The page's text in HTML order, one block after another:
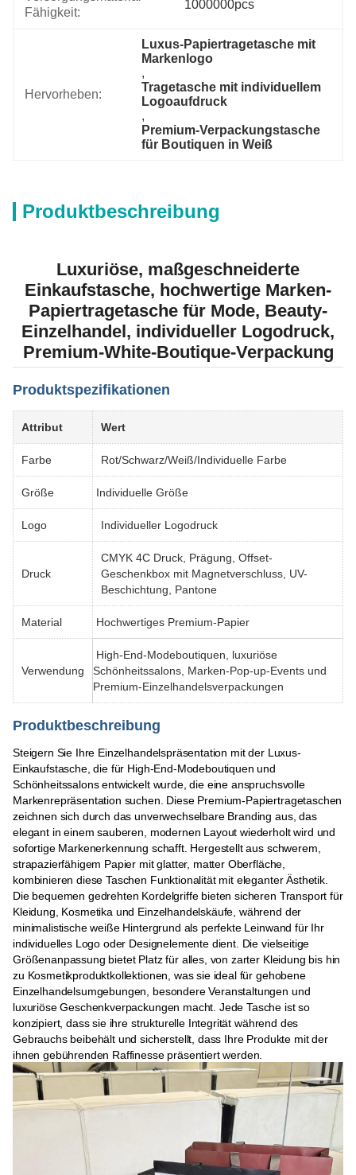
Fähigkeit:
1000000pcs
Hervorheben:
Luxus-Papiertragetasche mit
Markenlogo
,
Tragetasche mit individuellem
Logoaufdruck
,
Premium-Verpackungstasche
für Boutiquen in Weiß
Produktbeschreibung
Luxuriöse, maßgeschneiderte
Einkaufstasche, hochwertige Marken-
Papiertragetasche für Mode, Beauty-
Einzelhandel, individueller Logodruck,
Premium-White-Boutique-Verpackung
Produktspezifikationen
Attribut Wert
Farbe Rot/Schwarz/Weiß/Individuelle Farbe
Größe Individuelle Größe
Logo Individueller Logodruck
Druck
CMYK 4C Druck, Prägung, Offset-
Geschenkbox mit Magnetverschluss, UV-
Beschichtung, Pantone
Material Hochwertiges Premium-Papier
Verwendung
High-End-Modeboutiquen, luxuriöse
Schönheitssalons, Marken-Pop-up-Events und
Premium-Einzelhandelsverpackungen
Produktbeschreibung
Steigern Sie Ihre Einzelhandelspräsentation mit der Luxus-
Einkaufstasche, die für High-End-Modeboutiquen und
Schönheitssalons entwickelt wurde, die eine anspruchsvolle
Markenrepräsentation suchen. Diese Premium-Papiertragetaschen
zeichnen sich durch das unverwechselbare Branding aus, das
elegant in einem sauberen, modernen Layout wiederholt wird und
sofortige Markenerkennung schafft. Hergestellt aus schwerem,
strapazierfähigem Papier mit glatter, matter Oberfläche,
kombinieren diese Taschen Funktionalität mit eleganter Ästhetik.
Die bequemen gedrehten Kordelgriffe bieten sicheren Transport für
Kleidung, Kosmetika und Einzelhandelskäufe, während der
minimalistische weiße Hintergrund als perfekte Leinwand für Ihr
individuelles Logo oder Designelemente dient. Die vielseitige
Größenanpassung bietet Platz für alles, von zarter Kleidung bis hin
zu Kosmetikproduktkollektionen, was sie ideal für gehobene
Einzelhandelsumgebungen, besondere Veranstaltungen und
luxuriöse Geschenkverpackungen macht. Jede Tasche ist so
konzipiert, dass sie ihre strukturelle Integrität während des
Gebrauchs beibehält und sicherstellt, dass Ihre Produkte mit der
ihnen gebührenden Raffinesse präsentiert werden.